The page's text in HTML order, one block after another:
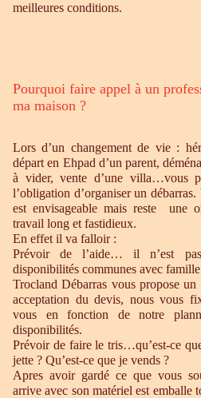
meilleures conditions.
Pourquoi faire appel à un
ma maison ?
Lors d’un changement de vie :
départ en Ehpad d’un parent,
à vider, vente d’une villa…vous
l’obligation d’organiser un
est envisageable mais reste une
travail long et fastidieux.
En effet il va falloir :
Prévoir de l’aide… il n’est
disponibilités communes avec
Trocland Débarras vous propose
acceptation du devis, nous vous
vous en fonction de notre
disponibilités.
Prévoir de faire le tris…qu’est-ce
jette ? Qu’est-ce que je vends ?
Apres avoir gardé ce que vous
arrive avec son matériel est emballe